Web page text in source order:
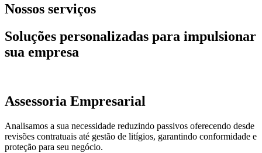
Nossos serviços
Soluções personalizadas para impulsionar
sua empresa
Assessoria Empresarial
Analisamos a sua necessidade reduzindo passivos oferecendo desde
revisões contratuais até gestão de litígios, garantindo conformidade e
proteção para seu negócio.